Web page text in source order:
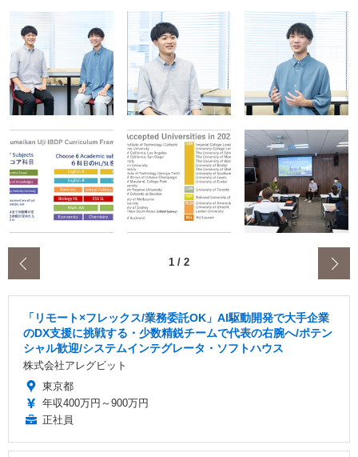
1 / 2
「リモート×フレックス/業務委託OK」AI駆動開発で大手企業
のDX支援に挑戦する・少数精鋭チームで代表の右腕へ/ポテン
シャル歓迎/システムインテグレータ・ソフトハウス
株式会社アレグビット
東京都
年収400万円～900万円
正社員